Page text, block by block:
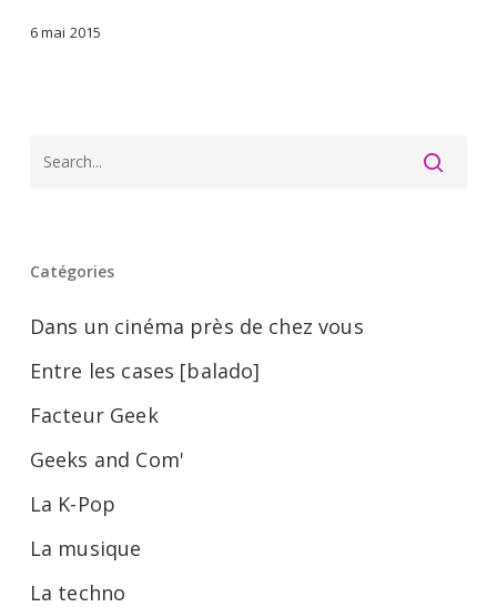
annoncée
6 mai 2015
Catégories
Dans un cinéma près de chez vous
Entre les cases [balado]
Facteur Geek
Geeks and Com'
La K-Pop
La musique
La techno